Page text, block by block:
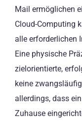
Mail ermöglichen
Cloud-Computing
alle erforderlichen
Eine physische
zielorientierte,
keine
allerdings, dass
Zuhause